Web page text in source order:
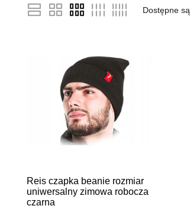
Dostępne są
Reis czapka beanie rozmiar
uniwersalny zimowa robocza
czarna